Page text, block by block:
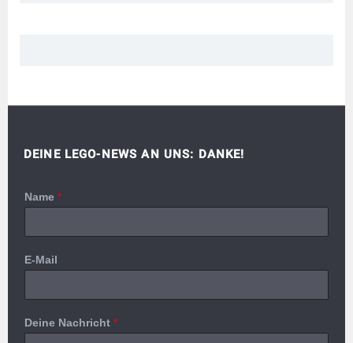
DEINE LEGO-NEWS AN UNS: DANKE!
Name *
E-Mail
Deine Nachricht *